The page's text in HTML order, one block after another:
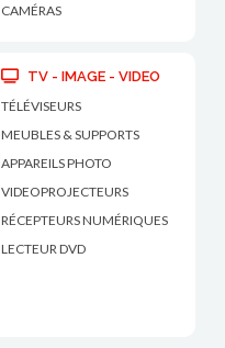
CAMÉRAS
TV - IMAGE - VIDEO
TÉLÉVISEURS
MEUBLES & SUPPORTS
APPAREILS PHOTO
VIDEOPROJECTEURS
RÉCEPTEURS NUMÉRIQUES
LECTEUR DVD